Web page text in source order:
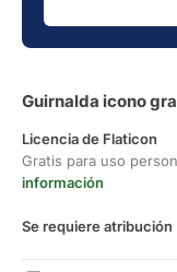
Guirnalda icono
Licencia de Flaticon
Gratis para uso
información
Se requiere atribución